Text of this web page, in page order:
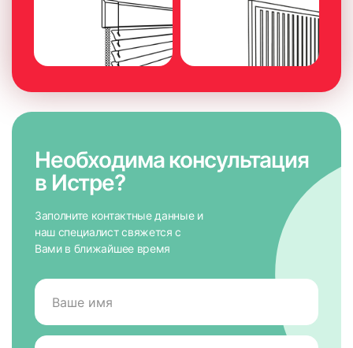
Необходима консультация
в Истре?
Заполните контактные данные и
наш специалист свяжется с
Вами в ближайшее время